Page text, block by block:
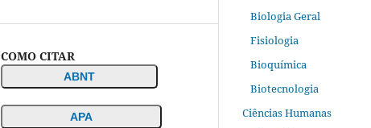
COMO CITAR
ABNT
APA
Biologia Geral
Fisiologia
Bioquímica
Biotecnologia
Ciências Humanas